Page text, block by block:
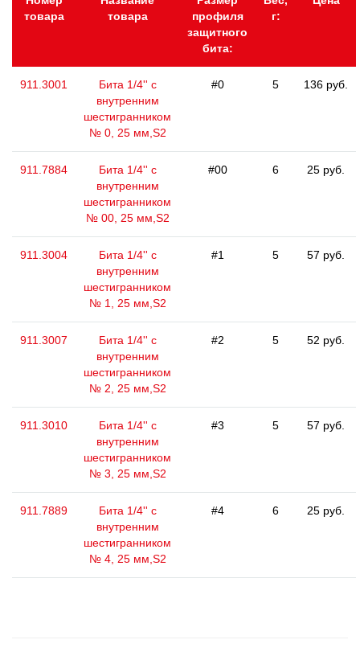
товара
товара
профиля
защитного
бита:
г:
911.3001
Бита 1/4'' с
внутренним
шестигранником
№ 0, 25 мм,S2
#0 5 136 руб.
911.7884
Бита 1/4'' с
внутренним
шестигранником
№ 00, 25 мм,S2
#00 6 25 руб.
911.3004
Бита 1/4'' с
внутренним
шестигранником
№ 1, 25 мм,S2
#1 5 57 руб.
911.3007
Бита 1/4'' с
внутренним
шестигранником
№ 2, 25 мм,S2
#2 5 52 руб.
911.3010
Бита 1/4'' с
внутренним
шестигранником
№ 3, 25 мм,S2
#3 5 57 руб.
911.7889
Бита 1/4'' с
внутренним
шестигранником
№ 4, 25 мм,S2
#4 6 25 руб.